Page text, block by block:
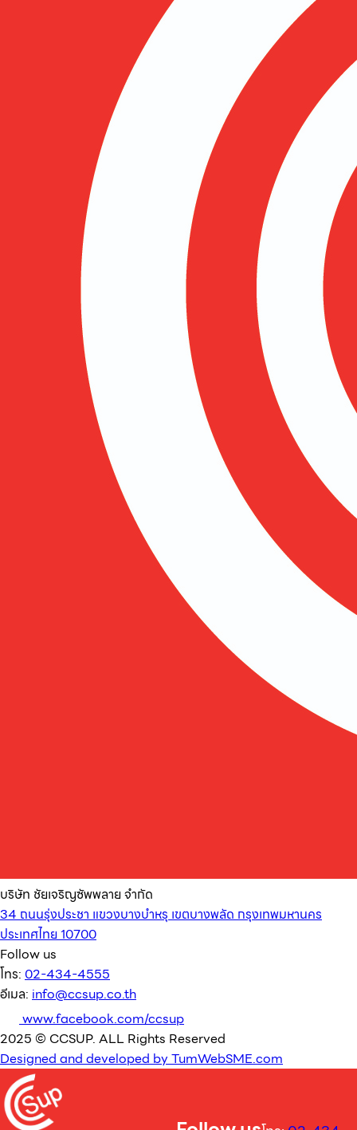
บริษัท ชัยเจริญซัพพลาย จำกัด
34 ถนนรุ่งประชา แขวงบางบำหรุ เขตบางพลัด กรุงเทพมหานคร
ประเทศไทย 10700
Follow us
โทร: 02-434-4555
อีเมล: info@ccsup.co.th
www.facebook.com/ccsup
2025 © CCSUP. ALL Rights Reserved
Designed and developed by TumWebSME.com